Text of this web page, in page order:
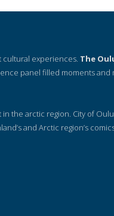
experiences. The
panel filled moments
the arctic region. City of
and Arctic region’s